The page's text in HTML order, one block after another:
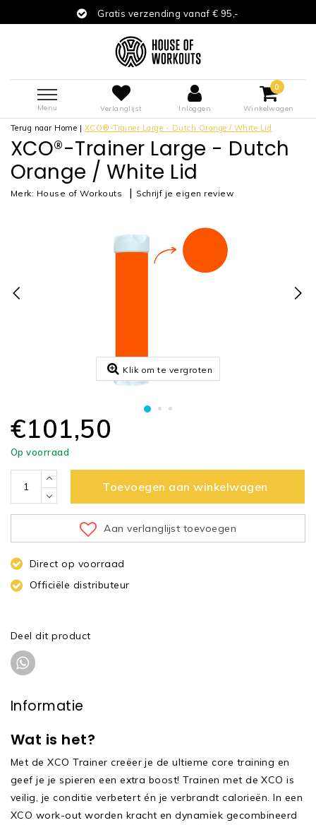
Gratis verzending vanaf € 95,-
Menu Verlanglijst Inloggen
0
Winkelwagen
Terug naar Home | XCO®-Trainer Large - Dutch Orange / White Lid
XCO®-Trainer Large - Dutch
Orange / White Lid
Merk: House of Workouts | Schrijf je eigen review
Klik om te vergroten
€101,50
Op voorraad
Toevoegen aan winkelwagen
Aan verlanglijst toevoegen
Direct op voorraad
Officiële distributeur
Deel dit product
Informatie
Wat is het?
Met de XCO Trainer creëer je de ultieme core training en
geef je je spieren een extra boost! Trainen met de XCO is
veilig, je conditie verbetert én je verbrandt calorieën. In een
XCO work-out worden kracht en dynamiek gecombineerd